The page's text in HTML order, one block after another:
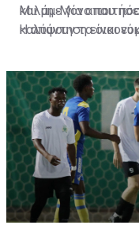
και μη. Μόνο που
καλύψουν τα
Μιλάμε για
Η απάντηση είναι
που έκανε και σε
αριθμοί του ήταν
και τέσσερις ασίστ.»